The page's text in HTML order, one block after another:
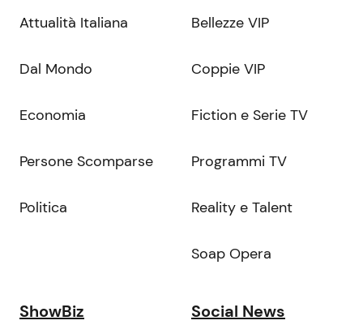
Attualità Italiana
Dal Mondo
Economia
Persone Scomparse
Politica
Bellezze VIP
Coppie VIP
Fiction e Serie TV
Programmi TV
Reality e Talent
Soap Opera
ShowBiz Social News